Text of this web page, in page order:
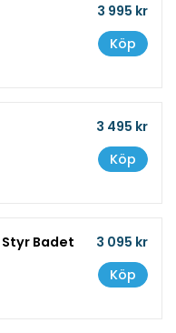
3 995 kr
Köp
3 495 kr
Köp
3 095 kr
Köp
Badet